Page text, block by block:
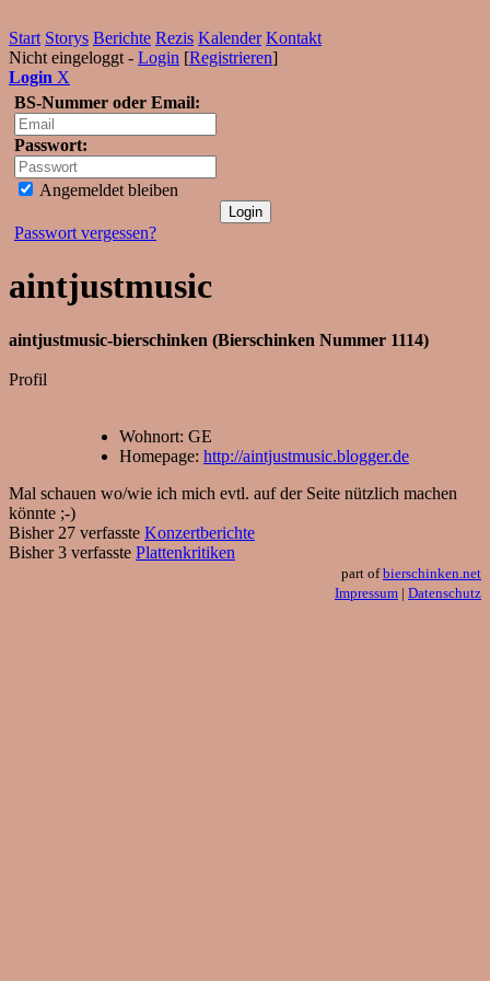
Start Storys Berichte Rezis Kalender Kontakt
Nicht eingeloggt - Login [Registrieren]
Login X
BS-Nummer oder Email:
Passwort:
Angemeldet bleiben
Passwort vergessen?
aintjustmusic
aintjustmusic-bierschinken (Bierschinken Nummer 1114)
Profil
Wohnort: GE
Homepage: http://aintjustmusic.blogger.de
Mal schauen wo/wie ich mich evtl. auf der Seite nützlich machen
könnte ;-)
Bisher 27 verfasste Konzertberichte
Bisher 3 verfasste Plattenkritiken
part ofbierschinken.net
Impressum | Datenschutz